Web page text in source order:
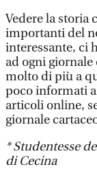
Vedere la storia
importanti del
interessante, ci
ad ogni
molto di più a
poco informati
articoli online,
giornale
* Studentesse
di Cecina